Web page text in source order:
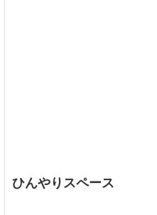
ひんやりスペース